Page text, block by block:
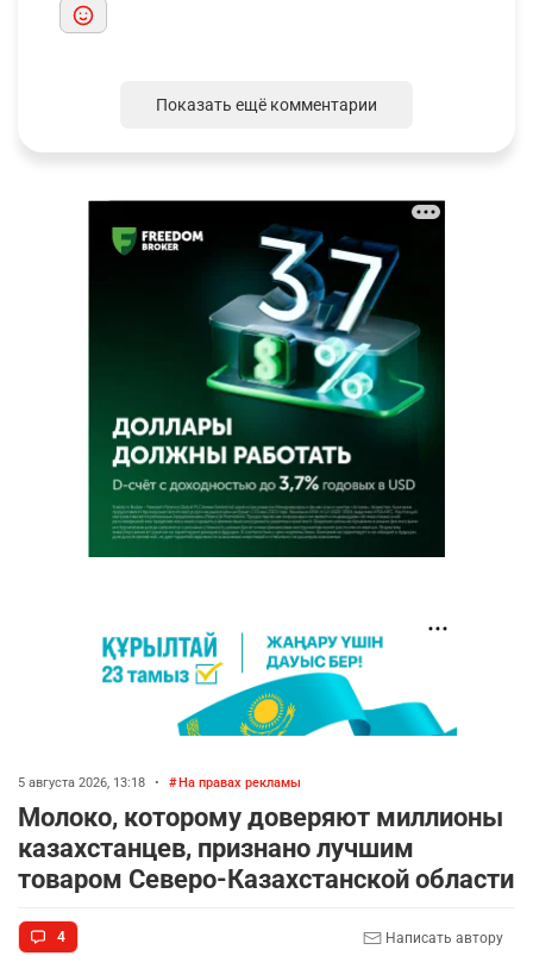
Показать ещё комментарии
5 августа 2026, 13:18 • На правах рекламы
Молоко, которому доверяют миллионы
казахстанцев, признано лучшим
товаром Северо-Казахстанской области
4 Написать автору